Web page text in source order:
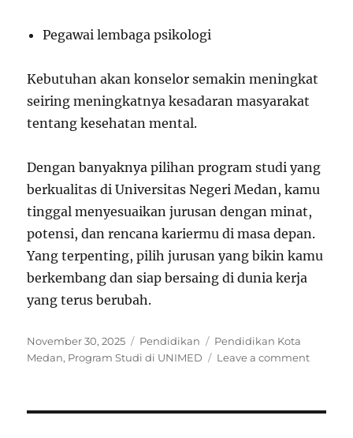
Pegawai lembaga psikologi
Kebutuhan akan konselor semakin meningkat
seiring meningkatnya kesadaran masyarakat
tentang kesehatan mental.
Dengan banyaknya pilihan program studi yang
berkualitas di Universitas Negeri Medan, kamu
tinggal menyesuaikan jurusan dengan minat,
potensi, dan rencana kariermu di masa depan.
Yang terpenting, pilih jurusan yang bikin kamu
berkembang dan siap bersaing di dunia kerja
yang terus berubah.
Posted
on
November 30, 2025 Categories
Pendidikan Tags
Pendidikan Kota
Medan, Program Studi di UNIMED Leave a commenton